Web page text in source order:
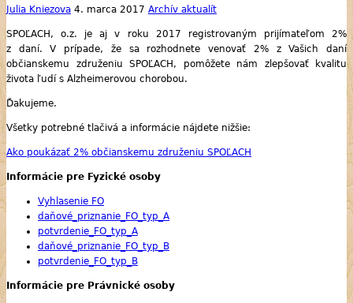
Julia Kniezova 4. marca 2017 Archív aktualít
SPOĽACH, o.z. je aj v roku 2017 registrovaným prijímateľom 2%
z daní. V prípade, že sa rozhodnete venovať 2% z Vašich daní
občianskemu združeniu SPOĽACH, pomôžete nám zlepšovať kvalitu
života ľudí s Alzheimerovou chorobou.
Ďakujeme.
Všetky potrebné tlačivá a informácie nájdete nižšie:
Ako poukázať 2% občianskemu združeniu SPOĽACH
Informácie pre Fyzické osoby
Vyhlasenie FO
daňové_priznanie_FO_typ_A
potvrdenie_FO_typ_A
daňové_priznanie_FO_typ_B
potvrdenie_FO_typ_B
Informácie pre Právnické osoby